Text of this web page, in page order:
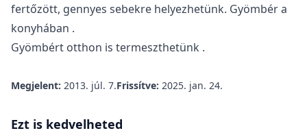
fertőzött, gennyes sebekre helyezhetünk. Gyömbér a
konyhában .
Gyömbért otthon is termeszthetünk .
Megjelent: 2013. júl. 7.Frissítve: 2025. jan. 24.
Ezt is kedvelheted